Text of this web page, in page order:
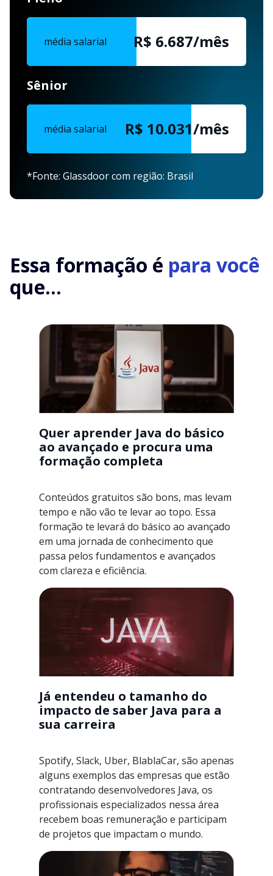
média salarial R$ 6.687/mês
Sênior
média salarial R$ 10.031/mês
*Fonte: Glassdoor com região: Brasil
Essa formação é para você
que...
Quer aprender Java do básico
ao avançado e procura uma
formação completa
Conteúdos gratuitos são bons, mas levam
tempo e não vão te levar ao topo. Essa
formação te levará do básico ao avançado
em uma jornada de conhecimento que
passa pelos fundamentos e avançados
com clareza e eficiência.
Já entendeu o tamanho do
impacto de saber Java para a
sua carreira
Spotify, Slack, Uber, BlablaCar, são apenas
alguns exemplos das empresas que estão
contratando desenvolvedores Java, os
profissionais especializados nessa área
recebem boas remuneração e participam
de projetos que impactam o mundo.